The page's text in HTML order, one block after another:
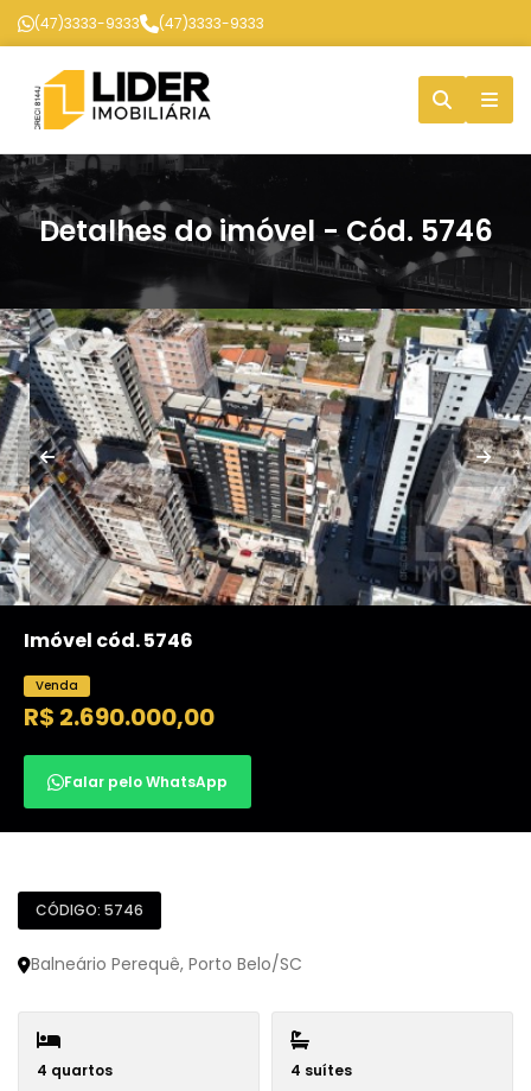
(47)3333-9333 (47)3333-9333
Detalhes do imóvel - Cód. 5746
Imóvel cód. 5746
Venda
R$ 2.690.000,00
Falar pelo WhatsApp
CÓDIGO: 5746
Balneário Perequê, Porto Belo/SC
4 quartos 4 suítes